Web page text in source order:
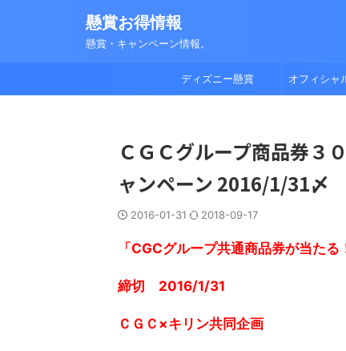
懸賞お得情報
懸賞・キャンペーン情報。
ディズニー懸賞 オフィシャ
ＣＧＣグループ商品券
ャンペーン 2016/1/31〆
2016-01-31 2018-09-17
「CGCグループ共通商品券が当たる
締切 2016/1/31
ＣＧＣ×キリン共同企画